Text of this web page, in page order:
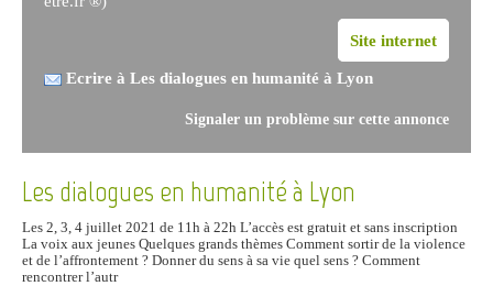
Site internet
Ecrire à Les dialogues en humanité à Lyon
Signaler un problème sur cette annonce
Les dialogues en humanité à Lyon
Les 2, 3, 4 juillet 2021 de 11h à 22h L’accès est gratuit et sans inscription
La voix aux jeunes Quelques grands thèmes Comment sortir de la violence
et de l’affrontement ? Donner du sens à sa vie quel sens ? Comment
rencontrer l’autr